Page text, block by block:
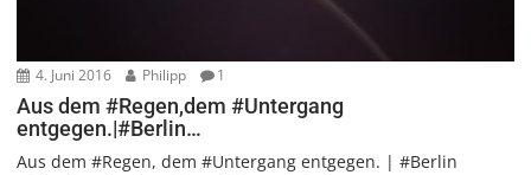
4. Juni 2016 Philipp 1
Aus dem #Regen,dem #Untergang
entgegen.|#Berlin…
Aus dem #Regen, dem #Untergang entgegen. | #Berlin